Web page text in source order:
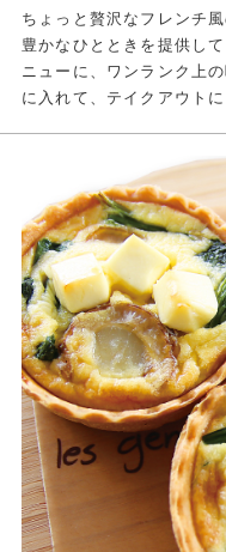
ちょっと贅沢なフレンチ
豊かなひとときを提供し
ニューに、ワンランク上
に入れて、テイクアウトに